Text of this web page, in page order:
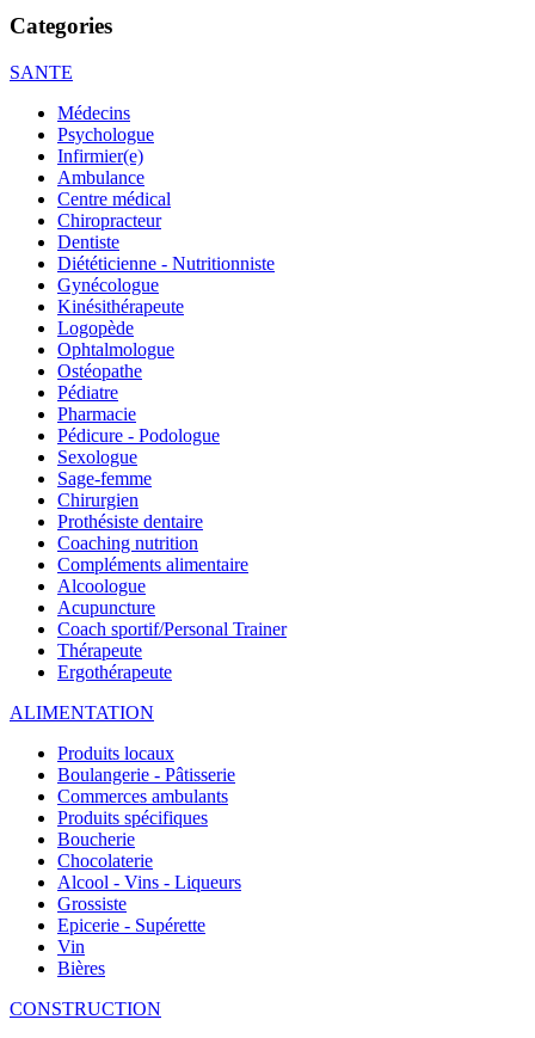
Categories
SANTE
Médecins
Psychologue
Infirmier(e)
Ambulance
Centre médical
Chiropracteur
Dentiste
Diététicienne - Nutritionniste
Gynécologue
Kinésithérapeute
Logopède
Ophtalmologue
Ostéopathe
Pédiatre
Pharmacie
Pédicure - Podologue
Sexologue
Sage-femme
Chirurgien
Prothésiste dentaire
Coaching nutrition
Compléments alimentaire
Alcoologue
Acupuncture
Coach sportif/Personal Trainer
Thérapeute
Ergothérapeute
ALIMENTATION
Produits locaux
Boulangerie - Pâtisserie
Commerces ambulants
Produits spécifiques
Boucherie
Chocolaterie
Alcool - Vins - Liqueurs
Grossiste
Epicerie - Supérette
Vin
Bières
CONSTRUCTION